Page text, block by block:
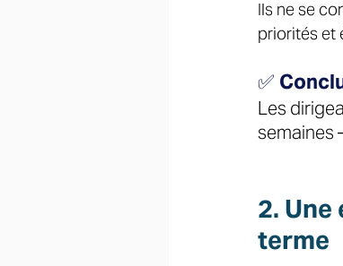
Ils ne se
priorités et
✅
Les
semaines
2.
terme